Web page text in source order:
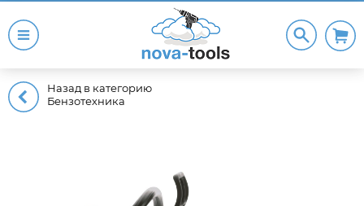
Назад в категорию
Бензотехника